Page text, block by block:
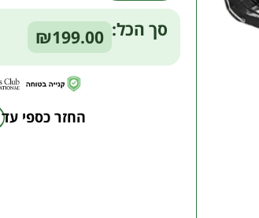
Alternative:
סך הכל: ₪199.00
החזר כספי עד